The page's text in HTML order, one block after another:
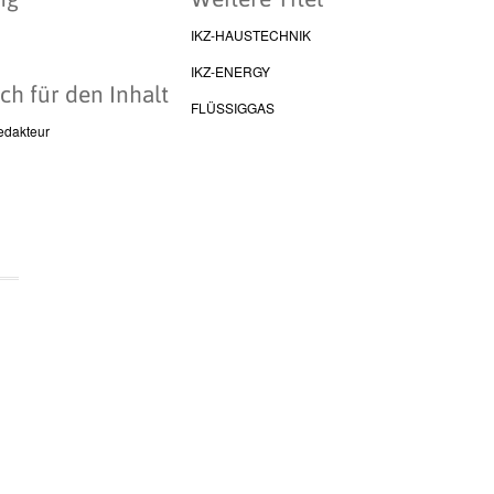
für den Inhalt
IKZ-HAUSTECHNIK
IKZ-ENERGY
FLÜSSIGGAS